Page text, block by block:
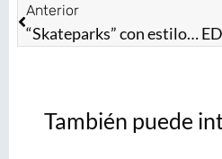
Anterior
“Skateparks” con estilo: jóvenes del EdoMéx ruedan en las nuevas pistas construidas por la Gobernadora Delfina Gómez Álvarez
También puede